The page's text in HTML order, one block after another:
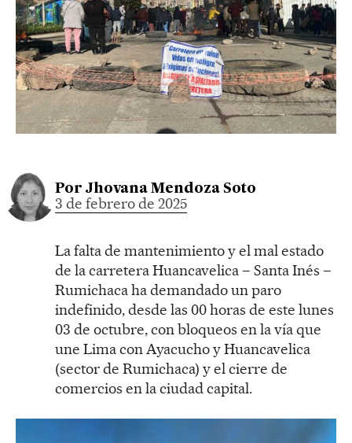
Por Jhovana Mendoza Soto
3 de febrero de 2025
La falta de mantenimiento y el mal estado
de la carretera Huancavelica – Santa Inés –
Rumichaca ha demandado un paro
indefinido, desde las 00 horas de este lunes
03 de octubre, con bloqueos en la vía que
une Lima con Ayacucho y Huancavelica
(sector de Rumichaca) y el cierre de
comercios en la ciudad capital.